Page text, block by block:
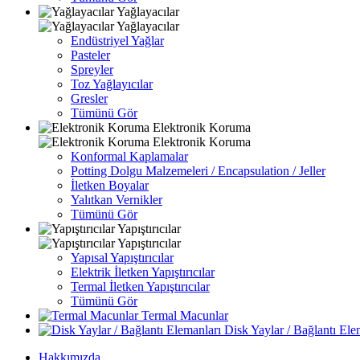
Yağlayacılar
Yağlayacılar
Endüstriyel Yağlar
Pasteler
Spreyler
Toz Yağlayıcılar
Gresler
Tümünü Gör
Elektronik Koruma
Elektronik Koruma
Konformal Kaplamalar
Potting Dolgu Malzemeleri / Encapsulation / Jeller
İletken Boyalar
Yalıtkan Vernikler
Tümünü Gör
Yapıştırıcılar
Yapıştırıcılar
Yapısal Yapıştırıcılar
Elektrik İletken Yapıştırıcılar
Termal İletken Yapıştırıcılar
Tümünü Gör
Termal Macunlar
Disk Yaylar / Bağlantı
Hakkımızda